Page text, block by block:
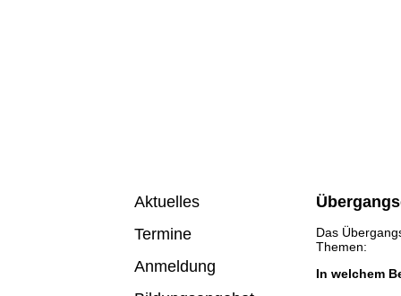
Das
Themen:
In welchem
Aktuelles
Termine
Anmeldung